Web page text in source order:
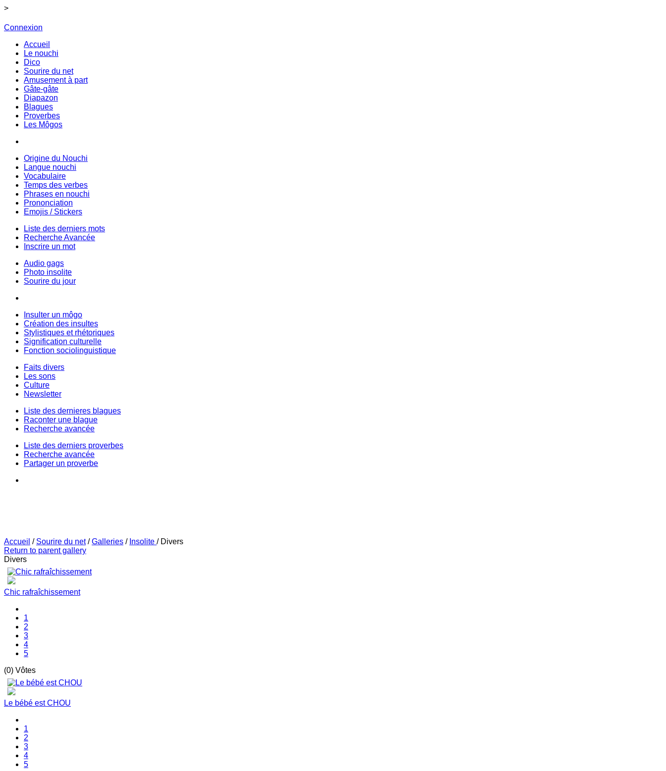
>
Connexion
Accueil
Le nouchi
Dico
Sourire du net
Amusement à part
Gâte-gâte
Diapazon
Blagues
Proverbes
Les Môgos
Origine du Nouchi
Langue nouchi
Vocabulaire
Temps des verbes
Phrases en nouchi
Prononciation
Emojis / Stickers
Liste des derniers mots
Recherche Avancée
Inscrire un mot
Audio gags
Photo insolite
Sourire du jour
Insulter un môgo
Création des insultes
Stylistiques et rhétoriques
Signification culturelle
Fonction sociolinguistique
Faits divers
Les sons
Culture
Newsletter
Liste des dernieres blagues
Raconter une blague
Recherche avancée
Liste des derniers proverbes
Recherche avancée
Partager un proverbe
Accueil / Sourire du net /Galleries / Insolite / Divers
Return to parent gallery
Divers
Chic rafraîchissement
1
2
3
4
5
(0) Vôtes
Le bébé est CHOU
1
2
3
4
5